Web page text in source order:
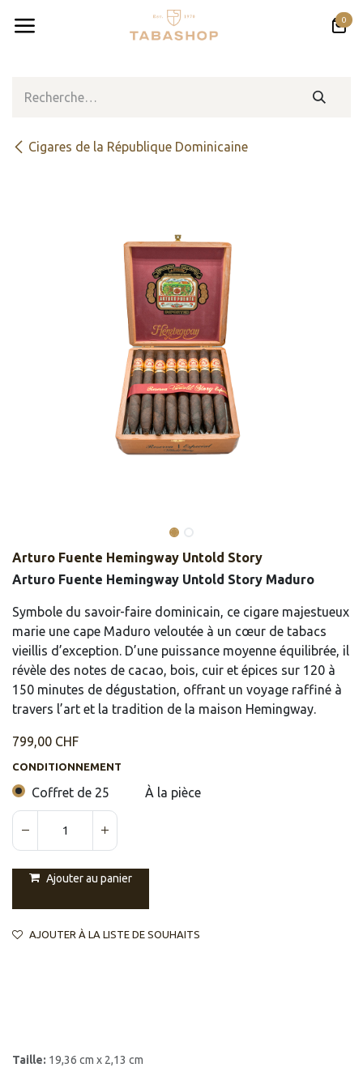
0
Cigares de la République Dominicaine
Arturo Fuente Hemingway Untold Story
Arturo Fuente Hemingway Untold Story Maduro
Symbole du savoir-faire dominicain, ce cigare majestueux
marie une cape Maduro veloutée à un cœur de tabacs
vieillis d’exception. D’une puissance moyenne équilibrée, il
révèle des notes de cacao, bois, cuir et épices sur 120 à
150 minutes de dégustation, offrant un voyage raffiné à
travers l’art et la tradition de la maison Hemingway.
799,00 CHF
CONDITIONNEMENT
Coffret de 25 À la pièce
Ajouter au panier
AJOUTER À LA LISTE DE SOUHAITS
Taille: 19,36 cm x 2,13 cm